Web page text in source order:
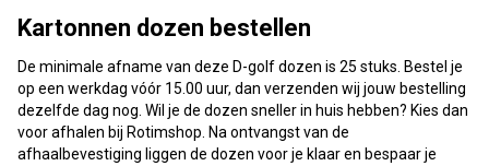
Kartonnen dozen bestellen
De minimale afname van deze D-golf dozen is 25 stuks. Bestel je
op een werkdag vóór 15.00 uur, dan verzenden wij jouw bestelling
dezelfde dag nog. Wil je de dozen sneller in huis hebben? Kies dan
voor afhalen bij Rotimshop. Na ontvangst van de
afhaalbevestiging liggen de dozen voor je klaar en bespaar je